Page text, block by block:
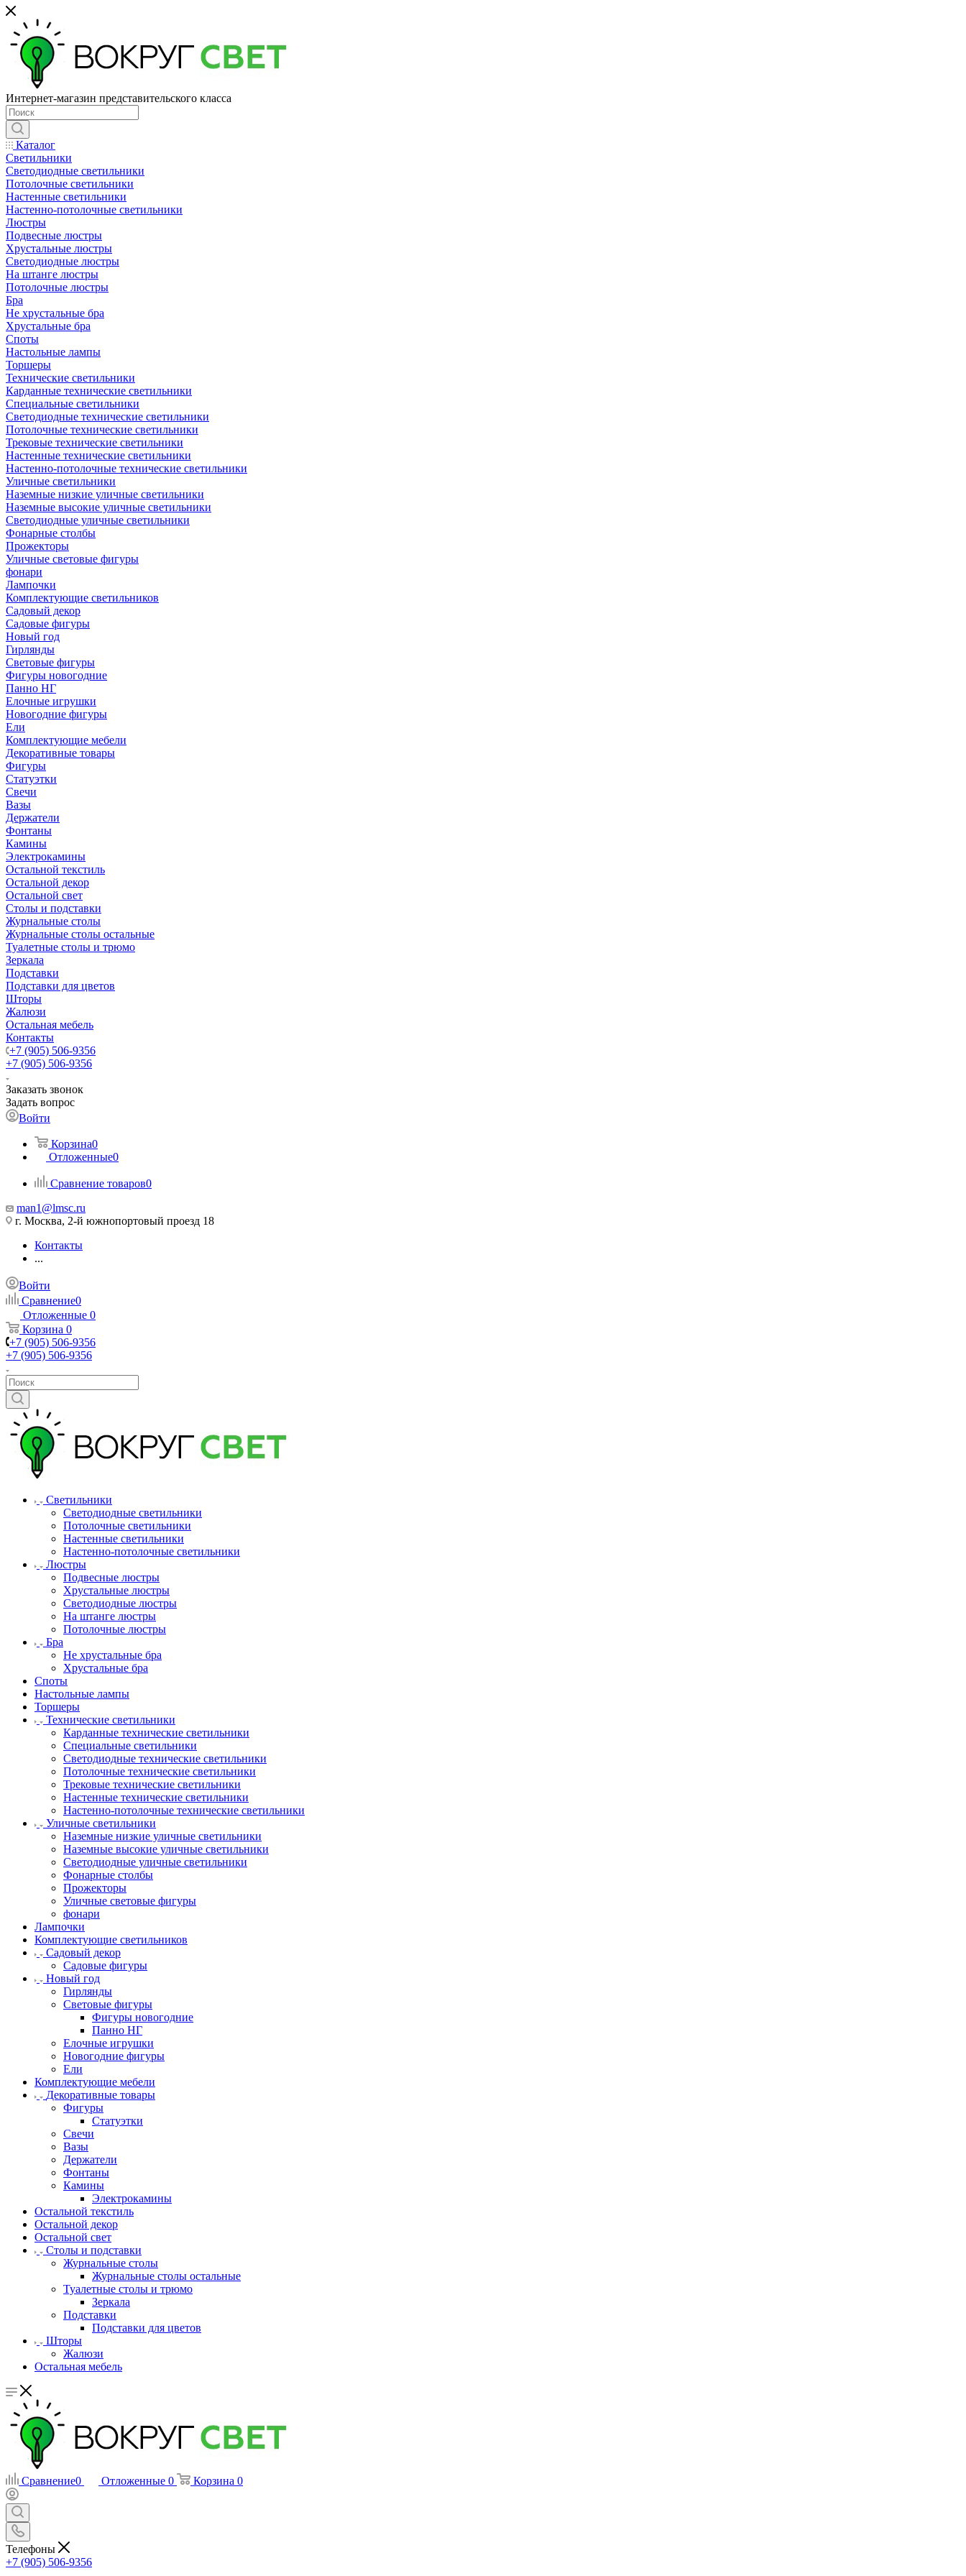
Интернет-магазин представительского класса
Каталог
Светильники
Светодиодные светильники
Потолочные светильники
Настенные светильники
Настенно-потолочные светильники
Люстры
Подвесные люстры
Хрустальные люстры
Светодиодные люстры
На штанге люстры
Потолочные люстры
Бра
Не хрустальные бра
Хрустальные бра
Споты
Настольные лампы
Торшеры
Технические светильники
Карданные технические светильники
Специальные светильники
Светодиодные технические светильники
Потолочные технические светильники
Трековые технические светильники
Настенные технические светильники
Настенно-потолочные технические светильники
Уличные светильники
Наземные низкие уличные светильники
Наземные высокие уличные светильники
Светодиодные уличные светильники
Фонарные столбы
Прожекторы
Уличные световые фигуры
фонари
Лампочки
Комплектующие светильников
Садовый декор
Садовые фигуры
Новый год
Гирлянды
Световые фигуры
Фигуры новогодние
Панно НГ
Елочные игрушки
Новогодние фигуры
Ели
Комплектующие мебели
Декоративные товары
Фигуры
Статуэтки
Свечи
Вазы
Держатели
Фонтаны
Камины
Электрокамины
Остальной текстиль
Остальной декор
Остальной свет
Столы и подставки
Журнальные столы
Журнальные столы остальные
Туалетные столы и трюмо
Зеркала
Подставки
Подставки для цветов
Шторы
Жалюзи
Остальная мебель
Контакты
+7 (905) 506-9356
+7 (905) 506-9356
Заказать звонок
Задать вопрос
Войти
Корзина0
Отложенные0
Сравнение товаров0
man1@lmsc.ru
г. Москва, 2-й южнопортовый проезд 18
Контакты
...
Войти
Сравнение0
Отложенные 0
Корзина 0
+7 (905) 506-9356
+7 (905) 506-9356
Светильники
Светодиодные светильники
Потолочные светильники
Настенные светильники
Настенно-потолочные светильники
Люстры
Подвесные люстры
Хрустальные люстры
Светодиодные люстры
На штанге люстры
Потолочные люстры
Бра
Не хрустальные бра
Хрустальные бра
Споты
Настольные лампы
Торшеры
Технические светильники
Карданные технические светильники
Специальные светильники
Светодиодные технические светильники
Потолочные технические светильники
Трековые технические светильники
Настенные технические светильники
Настенно-потолочные технические светильники
Уличные светильники
Наземные низкие уличные светильники
Наземные высокие уличные светильники
Светодиодные уличные светильники
Фонарные столбы
Прожекторы
Уличные световые фигуры
фонари
Лампочки
Комплектующие светильников
Садовый декор
Садовые фигуры
Новый год
Гирлянды
Световые фигуры
Фигуры новогодние
Панно НГ
Елочные игрушки
Новогодние фигуры
Ели
Комплектующие мебели
Декоративные товары
Фигуры
Статуэтки
Свечи
Вазы
Держатели
Фонтаны
Камины
Электрокамины
Остальной текстиль
Остальной декор
Остальной свет
Столы и подставки
Журнальные столы
Журнальные столы остальные
Туалетные столы и трюмо
Зеркала
Подставки
Подставки для цветов
Шторы
Жалюзи
Остальная мебель
Сравнение0 Отложенные 0 Корзина 0
Телефоны
+7 (905) 506-9356